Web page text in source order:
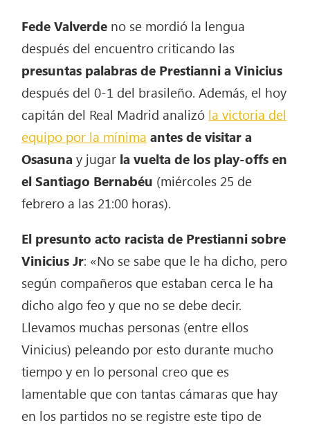
Fede Valverde no se mordió la lengua
después del encuentro criticando las
presuntas palabras de Prestianni a Vinicius
después del 0-1 del brasileño. Además, el hoy
capitán del Real Madrid analizó la victoria del
equipo por la mínima antes de visitar a
Osasunay jugar la vuelta de los play-offs en
el Santiago Bernabéu (miércoles 25 de
febrero a las 21:00 horas).
El presunto acto racista de Prestianni sobre
Vinicius Jr: «No se sabe que le ha dicho, pero
según compañeros que estaban cerca le ha
dicho algo feo y que no se debe decir.
Llevamos muchas personas (entre ellos
Vinicius) peleando por esto durante mucho
tiempo y en lo personal creo que es
lamentable que con tantas cámaras que hay
en los partidos no se registre este tipo de